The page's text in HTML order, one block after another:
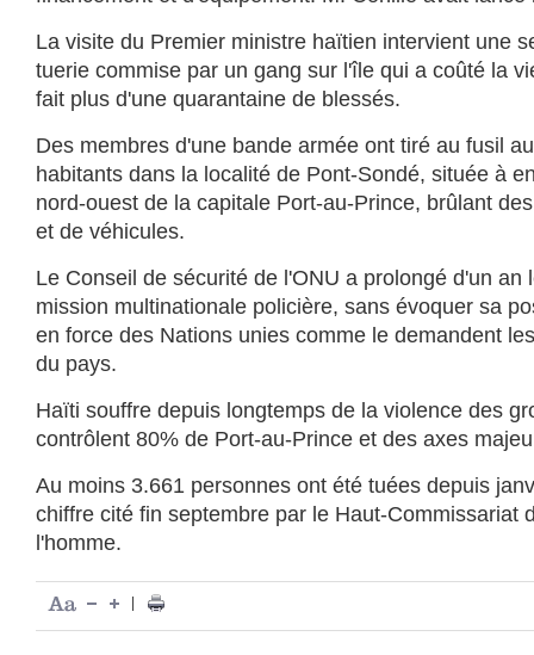
La visite du Premier ministre haïtien intervient une
tuerie commise par un gang sur l'île qui a coûté la
fait plus d'une quarantaine de blessés.
Des membres d'une bande armée ont tiré au fusil
habitants dans la localité de Pont-Sondé, située à
nord-ouest de la capitale Port-au-Prince, brûlant
et de véhicules.
Le Conseil de sécurité de l'ONU a prolongé d'un an
mission multinationale policière, sans évoquer sa
en force des Nations unies comme le demandent
du pays.
Haïti souffre depuis longtemps de la violence des
contrôlent 80% de Port-au-Prince et des axes
Au moins 3.661 personnes ont été tuées depuis
chiffre cité fin septembre par le Haut-Commissariat
l'homme.